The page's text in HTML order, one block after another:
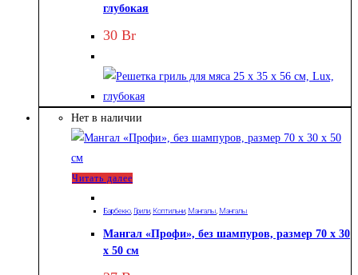
глубокая
30 Br
Нет в наличии
Читать далее
Барбекю Грили Коптильни Мангалы Мангалы
Мангал «Профи», без шампуров, размер 70 х 30
х 50 см